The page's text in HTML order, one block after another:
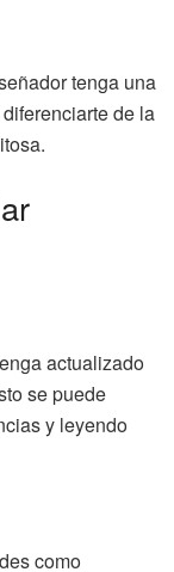
tenga una
de la
actualizado
se puede
y leyendo
como